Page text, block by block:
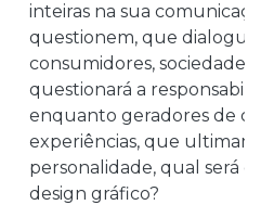
inteiras na sua
questionem, que
consumidores, sociedade.
questionará a
enquanto geradores de
experiências, que
personalidade, qual será
design gráfico?